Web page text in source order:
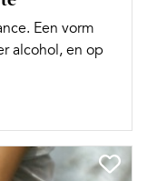
Een vorm
alcohol, en op